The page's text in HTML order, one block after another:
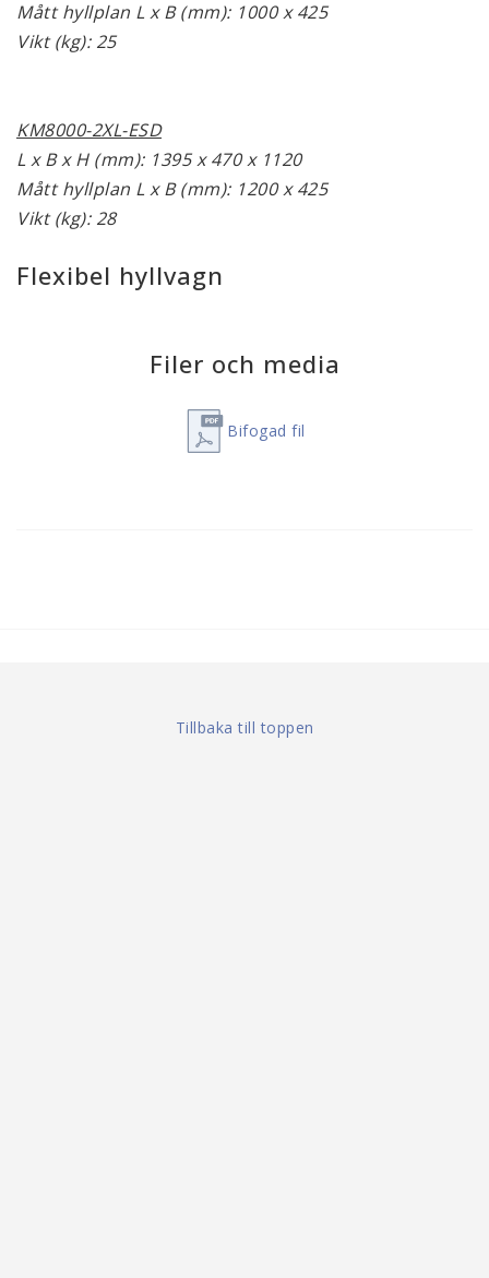
Mått hyllplan L x B (mm): 1000 x 425
Vikt (kg): 25
KM8000-2XL-ESD
L x B x H (mm): 1395 x 470 x 1120
Mått hyllplan L x B (mm): 1200 x 425
Vikt (kg): 28
Flexibel hyllvagn
Filer och media
Bifogad fil
Tillbaka till toppen